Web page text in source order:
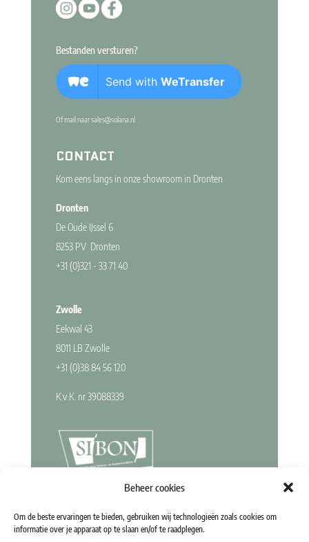
Beheer cookies
Om de beste ervaringen te bieden, gebruiken wij technologieën zoals cookies om
informatie over je apparaat op te slaan en/of te raadplegen.
Bestanden versturen?
Of mail naarsales@solana.nl
CONTACT
Kom eens langs in onze showroom in Dronten
Dronten
De Oude IJssel 6
8253 PV Dronten
+31 (0)321 - 33 71 40
Zwolle
Eekwal 43
8011 LB Zwolle
+31 (0)38 84 56 120
K.v.K. nr 39088339
door SIBON gecertificeerd Erkend Signbedrijf. Dit keurmerk is jouw